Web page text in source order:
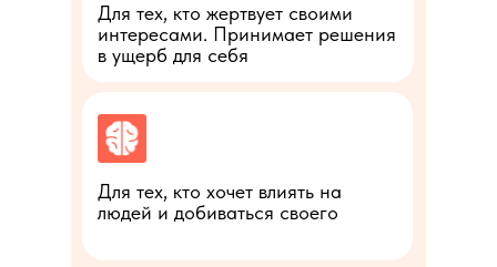
Для тех, кто жертвует своими
интересами. Принимает решения
в ущерб для себя
Для тех, кто хочет влиять на
людей и добиваться своего